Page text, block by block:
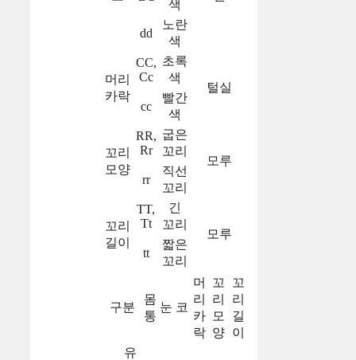
색
dd
노란
색
머리
카락
CC,
Cc
초록
색
털실
cc
빨간
색
꼬리
모양
RR,
Rr
굽은
꼬리
모루
rr
직선
꼬리
꼬리
길이
TT,
Tt
긴
꼬리
모루
tt
짧은
꼬리
구분
몸
통
눈 코
머
리
카
락
꼬
리
모
양
꼬
리
길
이
유